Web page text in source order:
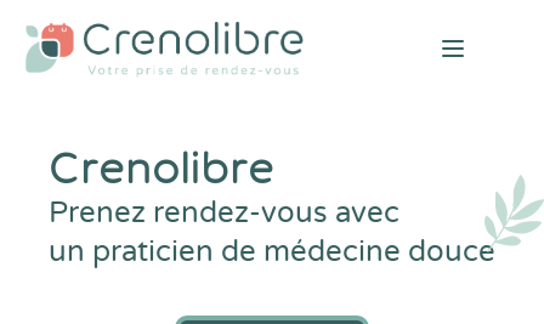
Open
Crenolibre
Prenez rendez-vous avec
un praticien de médecine douce